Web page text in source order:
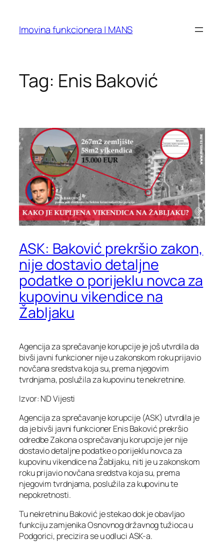
content
Imovina funkcionera | MANS
Tag: Enis Baković
ASK: Baković prekršio zakon,
nije dostavio detaljne
podatke o porijeklu novca za
kupovinu vikendice na
Žabljaku
Agencija za sprečavanje korupcije je još utvrdila da
bivši javni funkcioner nije u zakonskom roku prijavio
novčana sredstva koja su, prema njegovim
tvrdnjama, poslužila za kupovinu te nekretnine.
Izvor: ND Vijesti
Agencija za sprečavanje korupcije (ASK) utvrdila je
da je bivši javni funkcioner Enis Baković prekršio
odredbe Zakona o sprečavanju korupcije jer nije
dostavio detaljne podatke o porijeklu novca za
kupovinu vikendice na Žabljaku, niti je u zakonskom
roku prijavio novčana sredstva koja su, prema
njegovim tvrdnjama, poslužila za kupovinu te
nepokretnosti.
Tu nekretninu Baković je stekao dok je obavljao
funkciju zamjenika Osnovnog državnog tužioca u
Podgorici, precizira se u odluci ASK-a.